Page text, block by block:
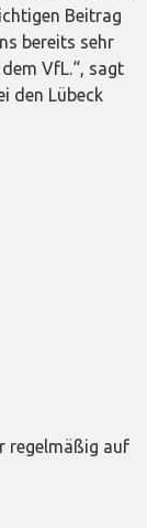
Beitrag
bereits sehr
VfL.“, sagt
den Lübeck
regelmäßig auf